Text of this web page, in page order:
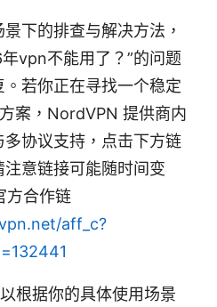
下的排查与解决方法，
vpn不能用了？”的问题
若你正在寻找一个稳定
案，NordVPN 提供商内
协议支持，点击下方链
意链接可能随时间变
方合作链
aff_c?
根据你的具体使用场景